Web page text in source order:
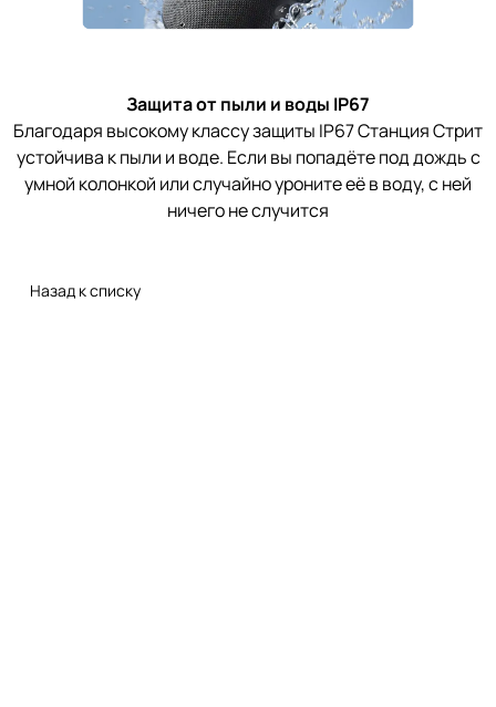
Защита от пыли и воды IP67
Благодаря высокому классу защиты IP67 Станция Стрит
устойчива к пыли и воде. Если вы попадёте под дождь с
умной колонкой или случайно уроните её в воду, с ней
ничего не случится
Назад к списку